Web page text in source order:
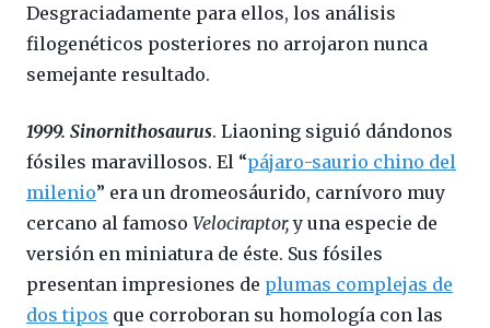
Desgraciadamente para ellos, los análisis
filogenéticos posteriores no arrojaron nunca
semejante resultado.
1999. Sinornithosaurus. Liaoning siguió dándonos
fósiles maravillosos. El “pájaro-saurio chino del
milenio” era un dromeosáurido, carnívoro muy
cercano al famoso Velociraptor,y una especie de
versión en miniatura de éste. Sus fósiles
presentan impresiones de plumas complejas de
dos tipos que corroboran su homología con las